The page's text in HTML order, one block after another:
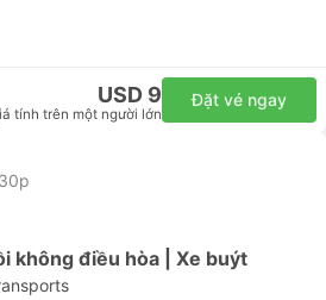
USD 9
tính trên một người lớn
Đặt vé ngay
không điều hòa | Xe buýt